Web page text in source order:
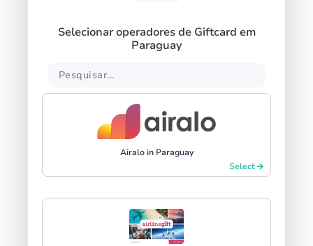
Selecionar operadores de Giftcard em
Paraguay
Airalo in Paraguay
Select